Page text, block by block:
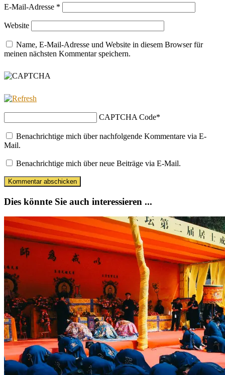
E-Mail-Adresse *
Website
Name, E-Mail-Adresse und Website in diesem Browser für
meinen nächsten Kommentar speichern.
CAPTCHA Code*
Benachrichtige mich über nachfolgende Kommentare via E-
Mail.
Benachrichtige mich über neue Beiträge via E-Mail.
Dies könnte Sie auch interessieren ...